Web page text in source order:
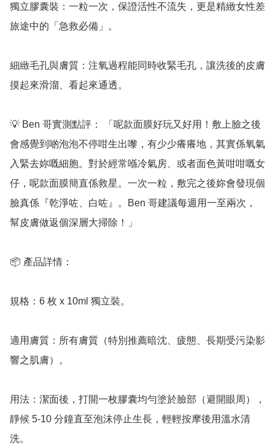
獨立膠囊裝：一粒一次，保證活性不流失，更是精緻女性差
旅途中的「急救必備」。
細緻毛孔與膚質：注氧過程能同時收緊毛孔，讓洗後的皮膚
摸起來滑溜、看起來通透。
💡 Ben 哥實測點評： 「呢款面膜好玩又好用！敷上臉之後
會感覺到啲泡泡不停咁生出嚟，有少少癢癢地，其實係氧氣
入緊去妳嘅細胞。對於經常喺冷氣房、或者面色黃咁咁嘅女
仔，呢款面膜簡直係救星。一次一粒，敷完之後妳會發現個
臉真係『乾淨咗、白咗』。Ben 哥建議每週用一至兩次，
幫皮膚做返個深層大掃除！」
📦 產品詳情：
規格：6 枚 x 10ml 獨立裝。
適用膚質：所有膚質（特別推薦暗沈、疲態、長期受污染影
響之肌膚）。
用法：潔面後，打開一枚膠囊均勻塗於臉部（避開眼周），
靜候 5-10 分鐘直至泡沫停止生長，輕輕按摩後用溫水清
洗。